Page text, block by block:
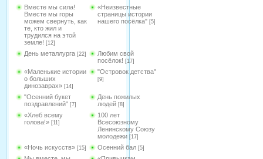
Вместе мы сила!
Вместе мы горы
можем свернуть, как
те, кто жил и
трудился на этой
земле! [12]
«Неизвестные
страницы истории
нашего посёлка" [5]
День металлурга [22]
Любим свой
посёлок! [17]
«Маленькие истории
о больших
динозаврах» [14]
"Островок детства"
[9]
"Осенний букет
поздравлений" [7]
День пожилых
людей [8]
«Хлеб всему
голова!» [11]
100 лет
Всесоюзному
Ленинскому Союзу
молодежи [17]
«Ночь искусств» [15] Осенний бал [5]